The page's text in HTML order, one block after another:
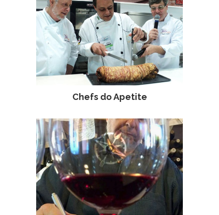
Chefs do Apetite